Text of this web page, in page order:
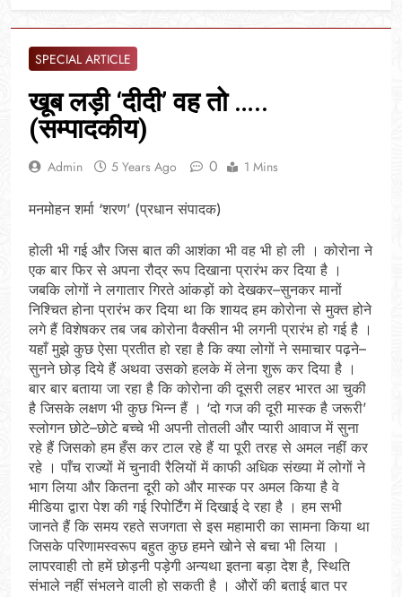
SPECIAL ARTICLE
खूब लड़ी ‘दीदी’ वह तो …..
(सम्पादकीय)
Admin 5 Years Ago 0 1 Mins
मनमोहन शर्मा ‘शरण’ (प्रधान संपादक)
होली भी गई और जिस बात की आशंका भी वह भी हो ली । कोरोना ने
एक बार फिर से अपना रौद्र रूप दिखाना प्रारंभ कर दिया है ।
जबकि लोगों ने लगातार गिरते आंकड़ों को देखकर–सुनकर मानों
निश्चित होना प्रारंभ कर दिया था कि शायद हम कोरोना से मुक्त होने
लगे हैं विशेषकर तब जब कोरोना वैक्सीन भी लगनी प्रारंभ हो गई है ।
यहाँ मुझे कुछ ऐसा प्रतीत हो रहा है कि क्या लोगों ने समाचार पढ़ने–
सुनने छोड़ दिये हैं अथवा उसको हलके में लेना शुरू कर दिया है ।
बार बार बताया जा रहा है कि कोरोना की दूसरी लहर भारत आ चुकी
है जिसके लक्षण भी कुछ भिन्न हैं । ‘दो गज की दूरी मास्क है जरूरी’
स्लोगन छोटे–छोटे बच्चे भी अपनी तोतली और प्यारी आवाज में सुना
रहे हैं जिसको हम हँस कर टाल रहे हैं या पूरी तरह से अमल नहीं कर
रहे । पाँच राज्यों में चुनावी रैलियों में काफी अधिक संख्या में लोगों ने
भाग लिया और कितना दूरी को और मास्क पर अमल किया है वे
मीडिया द्वारा पेश की गई रिपोर्टिंग में दिखाई दे रहा है । हम सभी
जानते हैं कि समय रहते सजगता से इस महामारी का सामना किया था
जिसके परिणामस्वरूप बहुत कुछ हमने खोने से बचा भी लिया ।
लापरवाही तो हमें छोड़नी पड़ेगी अन्यथा इतना बड़ा देश है, स्थिति
संभाले नहीं संभलने वाली हो सकती है । औरों की बताई बात पर